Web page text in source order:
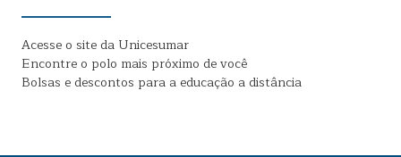
Acesse o site da Unicesumar
Encontre o polo mais próximo de você
Bolsas e descontos para a educação a distância